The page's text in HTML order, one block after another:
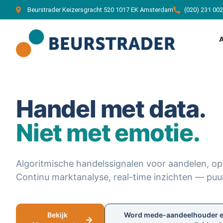
Beurstrader Keizersgracht 520 1017 EK Amsterdam (020) 231
Handel met data.
Niet met emotie.
Algoritmische handelssignalen voor aandelen,
Continu marktanalyse, real-time inzichten —
Bekijk
Word mede-aandeelhouder